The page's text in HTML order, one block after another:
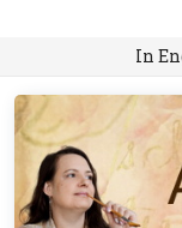
In